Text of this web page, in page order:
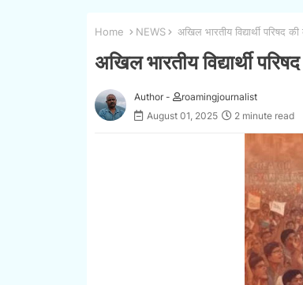
Home NEWS अखिल भारतीय विद्यार्थी परिषद
अखिल भारतीय विद्यार्थी
Author -
roamingjournalist
August 01, 2025
2 minute read